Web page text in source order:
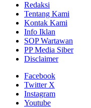
Redaksi
Tentang Kami
Kontak Kami
Info Iklan
SOP Wartawan
PP Media Siber
Disclaimer
Facebook
Twitter X
Instagram
Youtube